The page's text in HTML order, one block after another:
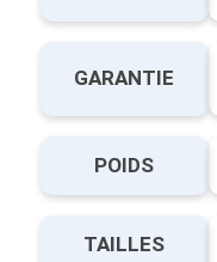
GARANTIE
POIDS
TAILLES